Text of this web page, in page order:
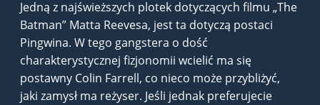
Jedną z najświeższych plotek dotyczących filmu „The
Batman” Matta Reevesa, jest ta dotyczą postaci
Pingwina. W tego gangstera o dość
charakterystycznej fizjonomii wcielić ma się
postawny Colin Farrell, co nieco może przybliżyć,
jaki zamysł ma reżyser. Jeśli jednak preferujecie